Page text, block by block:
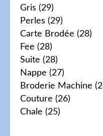
Gris (29)
Perles (29)
Carte Brodée (28)
Fee (28)
Suite (28)
Nappe (27)
Broderie Machine
Couture (26)
Chale (25)